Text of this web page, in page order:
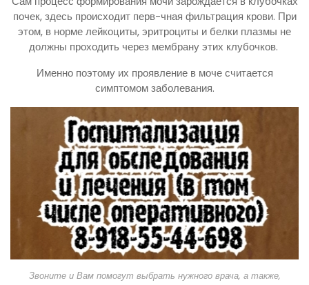
почек, здесь происходит перв-чная фильтрация крови. При
этом, в норме лейкоциты, эритроциты и белки плазмы не
должны проходить через мембрану этих клубочков.
Именно поэтому их проявление в моче считается
симптомом заболевания.
Звоните и Вам помогут выбрать нужного врача, а также,